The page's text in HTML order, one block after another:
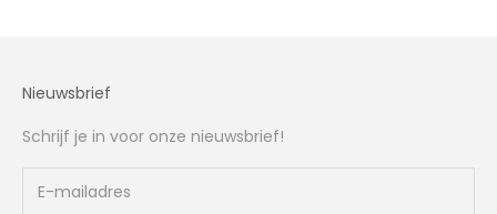
Nieuwsbrief
Schrijf je in voor onze nieuwsbrief!